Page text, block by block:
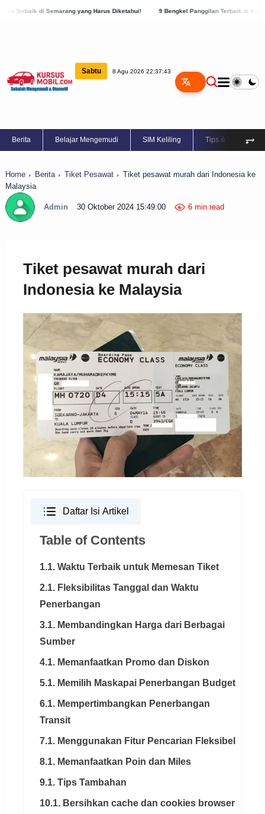
yang Harus Diketahui! 9 Bengkel Panggilan Terbaik di Kabupaten Semarang,
Sabtu 8 Agu 2026 22:37:44
Berita Belajar Mengemudi SIM Keliling Tips & Trik ⥅
Home Berita Tiket Pesawat
Tiket pesawat murah dari Indonesia ke
Malaysia
Admin 30 Oktober 2024 15:49:00 6 min read
Tiket pesawat murah dari
Indonesia ke Malaysia
Daftar Isi Artikel
Table of Contents
1.1. Waktu Terbaik untuk Memesan Tiket
2.1. Fleksibilitas Tanggal dan Waktu
Penerbangan
3.1. Membandingkan Harga dari Berbagai
Sumber
4.1. Memanfaatkan Promo dan Diskon
5.1. Memilih Maskapai Penerbangan Budget
6.1. Mempertimbangkan Penerbangan
Transit
7.1. Menggunakan Fitur Pencarian Fleksibel
8.1. Memanfaatkan Poin dan Miles
9.1. Tips Tambahan
10.1. Bersihkan cache dan cookies browser